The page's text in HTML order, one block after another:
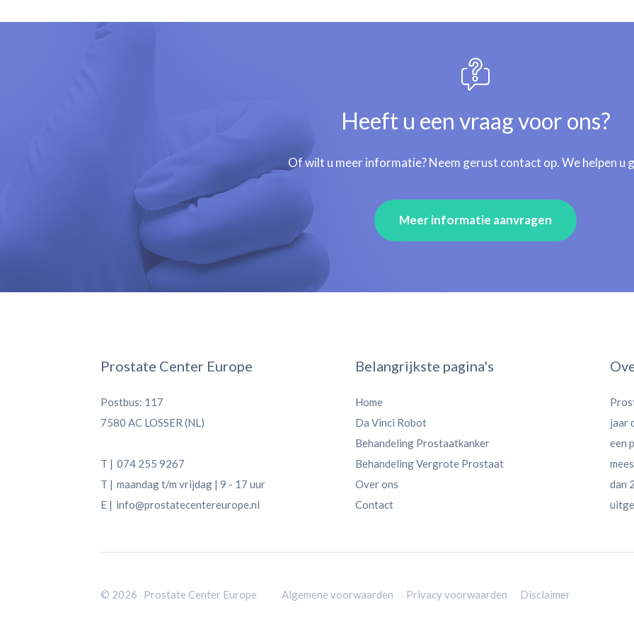
Heeft u een vraag voor ons?
Of wilt u meer informatie? Neem gerust contact op. We helpen u
Meer informatie aanvragen
Prostate Center Europe
Postbus: 117
7580 AC LOSSER (NL)
T | 074 255 9267
T | maandag t/m vrijdag | 9 - 17 uur
E | info@prostatecentereurope.nl
Belangrijkste pagina's
Home
Da Vinci Robot
Behandeling Prostaatkanker
Behandeling Vergrote Prostaat
Over ons
Contact
jaar
een
dan
© 2026 Prostate Center Europe Algemene voorwaarden Privacy voorwaarden Disclaimer